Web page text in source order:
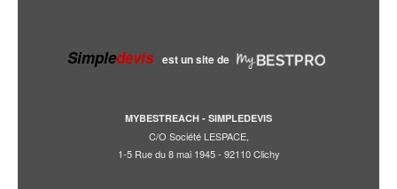
Simpledevis est un site de
MYBESTREACH - SIMPLEDEVIS
C/O Société LESPACE,
1-5 Rue du 8 mai 1945 - 92110 Clichy